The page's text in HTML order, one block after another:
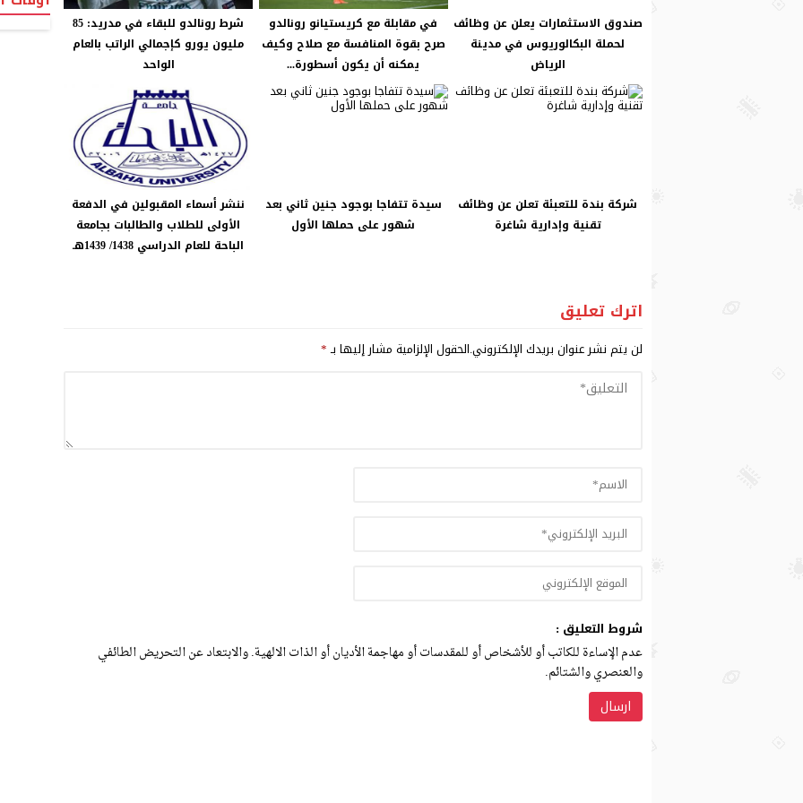
صندوق الاستثمارات يعلن عن وظائف
لحملة البكالوريوس في مدينة
الرياض
في مقابلة مع كريستيانو رونالدو
صرح بقوة المنافسة مع صلاح وكيف
يمكنه أن يكون أسطورة...
شرط رونالدو للبقاء في مدريد: 85
مليون يورو كإجمالي الراتب بالعام
الواحد
شركة بندة للتعبئة تعلن عن وظائف
تقنية وإدارية شاغرة
سيدة تتفاجا بوجود جنين ثاني بعد
شهور على حملها الأول
ننشر أسماء المقبولين في الدفعة
الأولى للطلاب والطالبات بجامعة
الباحة للعام الدراسي 1438/ 1439هـ
اترك تعليق
لن يتم نشر عنوان بريدك الإلكتروني.الحقول الإلزامية مشار إليها بـ*
شروط التعليق :
عدم الإساءة للكاتب أو للأشخاص أو للمقدسات أو مهاجمة الأديان أو الذات الالهية. والابتعاد عن التحريض الطائفي
والعنصري والشتائم.